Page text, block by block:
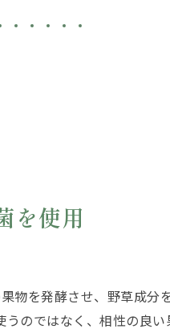
を使用
物を発酵させ、野草成分
うのではなく、相性の良